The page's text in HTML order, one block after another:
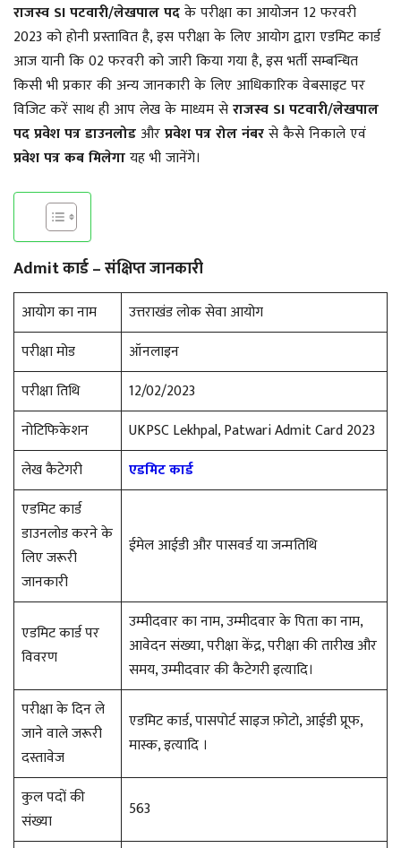
राजस्व SI पटवारी/लेखपाल पदके परीक्षा का आयोजन 12 फरवरी
2023 को होनी प्रस्तावित है, इस परीक्षा के लिए आयोग द्वारा एडमिट कार्ड
आज यानी कि 02 फरवरी को जारी किया गया है, इस भर्ती सम्बन्धित
किसी भी प्रकार की अन्य जानकारी के लिए आधिकारिक वेबसाइट पर
विजिट करें साथ ही आप लेख के माध्यम सेराजस्व SI पटवारी/लेखपाल
पदप्रवेश पत्र डाउनलोड औरप्रवेश पत्र रोल नंबरसे कैसे निकाले एवं
प्रवेश पत्र कब मिलेगायह भी जानेंगे।
Admit कार्ड – संक्षिप्त जानकारी
आयोग का नाम
उत्तराखंड लोक सेवा आयोग
परीक्षा मोड
ऑनलाइन
परीक्षा तिथि
12/02/2023
नोटिफिकेशन
UKPSC Lekhpal, Patwari Admit Card 2023
लेख कैटेगरी
एडमिट कार्ड
एडमिट कार्ड
डाउनलोड करने के
लिए जरूरी
जानकारी
ईमेल आईडी और पासवर्ड या जन्मतिथि
एडमिट कार्ड पर
विवरण
उम्मीदवार का नाम, उम्मीदवार के पिता का नाम,
आवेदन संख्या, परीक्षा केंद्र, परीक्षा की तारीख और
समय, उम्मीदवार की कैटेगरी इत्यादि।
परीक्षा के दिन ले
जाने वाले जरूरी
दस्तावेज
एडमिट कार्ड, पासपोर्ट साइज फ़ोटो, आईडी प्रूफ,
मास्क, इत्यादि ।
कुल पदों की
संख्या
563